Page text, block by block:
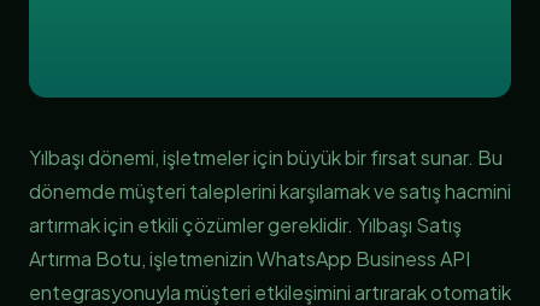
Yılbaşı dönemi, işletmeler için büyük bir fırsat sunar. Bu
dönemde müşteri taleplerini karşılamak ve satış hacmini
artırmak için etkili çözümler gereklidir. Yılbaşı Satış
Artırma Botu, işletmenizin WhatsApp Business API
entegrasyonuyla müşteri etkileşimini artırarak otomatik